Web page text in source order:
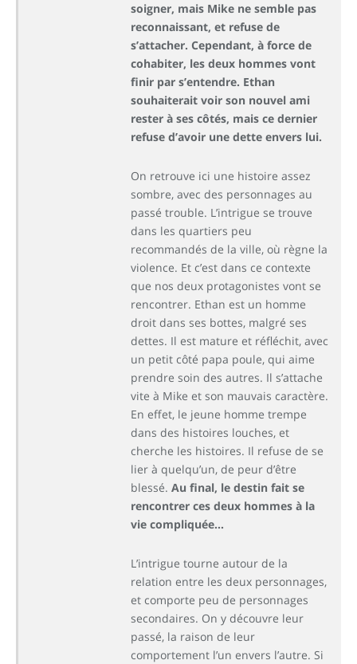
soigner, mais Mike ne semble pas
reconnaissant, et refuse de
s’attacher. Cependant, à force de
cohabiter, les deux hommes vont
finir par s’entendre. Ethan
souhaiterait voir son nouvel ami
rester à ses côtés, mais ce dernier
refuse d’avoir une dette envers lui.
On retrouve ici une histoire assez
sombre, avec des personnages au
passé trouble. L’intrigue se trouve
dans les quartiers peu
recommandés de la ville, où règne la
violence. Et c’est dans ce contexte
que nos deux protagonistes vont se
rencontrer. Ethan est un homme
droit dans ses bottes, malgré ses
dettes. Il est mature et réfléchit, avec
un petit côté papa poule, qui aime
prendre soin des autres. Il s’attache
vite à Mike et son mauvais caractère.
En effet, le jeune homme trempe
dans des histoires louches, et
cherche les histoires. Il refuse de se
lier à quelqu’un, de peur d’être
blessé. Au final, le destin fait se
rencontrer ces deux hommes à la
vie compliquée…
L’intrigue tourne autour de la
relation entre les deux personnages,
et comporte peu de personnages
secondaires. On y découvre leur
passé, la raison de leur
comportement l’un envers l’autre. Si